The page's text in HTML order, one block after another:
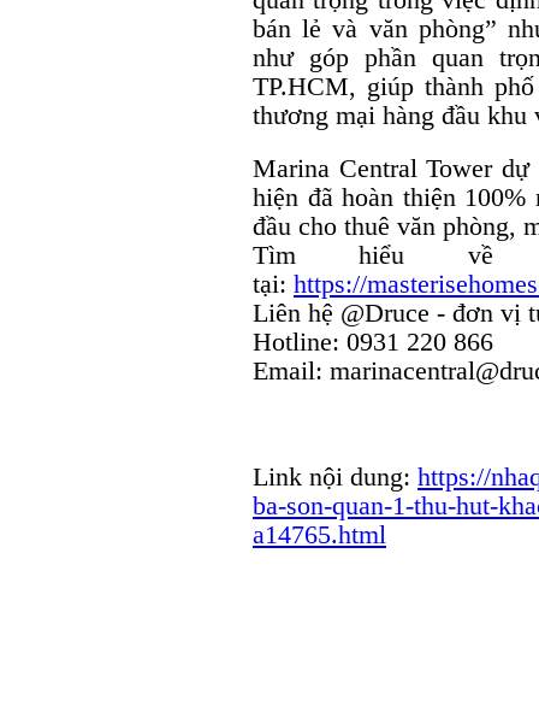
bán lẻ và văn phòng”
như góp phần quan
TP.HCM, giúp thành
thương mại hàng đầu khu
Marina Central Tower
hiện đã hoàn thiện
đầu cho thuê văn phòng,
Tìm hiểu về
tại: https://
Liên hệ @Druce - đơn vị
Hotline: 0931 220 866
Email:
Link nội dung: https://
ba-son-quan-1-thu-hut-
a14765.html